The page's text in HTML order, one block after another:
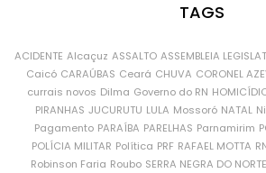
TAGS
ACIDENTE Alcaçuz ASSALTO ASSEMBLEIA
Caicó CARAÚBAS Ceará CHUVA CORONEL
currais novos Dilma Governo do RN
PIRANHAS JUCURUTU LULA Mossoró NATAL
Pagamento PARAÍBA PARELHAS Parnamirim
POLÍCIA MILITAR Política PRF RAFAEL MOTTA
Robinson Faria Roubo SERRA NEGRA DO NORTE